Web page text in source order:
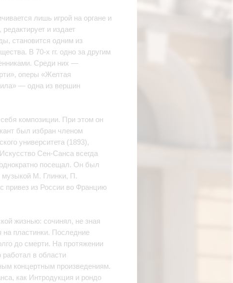
лишь игрой на органе и
и издает
становится одним из
В 70-х гг. одно за другим
Среди них —
оперы «Желтая
— одна из вершин
композиции. При этом он
был избран членом
университета (1893),
Сен-Санса всегда
посещал. Он был
М. Глинки, П.
привез из России во Францию
жизнью: сочинял, не зная
на пластинки. Последние
до смерти. На протяжении
работал в области
концертным произведениям.
как Интродукция и рондо